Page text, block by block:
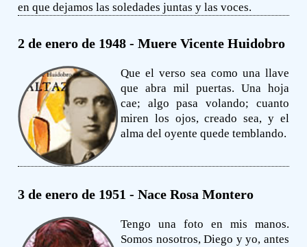
en que dejamos las soledades juntas y las voces.
2 de enero de 1948 - Muere Vicente Huidobro
Que el verso sea como una llave
que abra mil puertas. Una hoja
cae; algo pasa volando; cuanto
miren los ojos, creado sea, y el
alma del oyente quede temblando.
3 de enero de 1951 - Nace Rosa Montero
Tengo una foto en mis manos.
Somos nosotros, Diego y yo, antes